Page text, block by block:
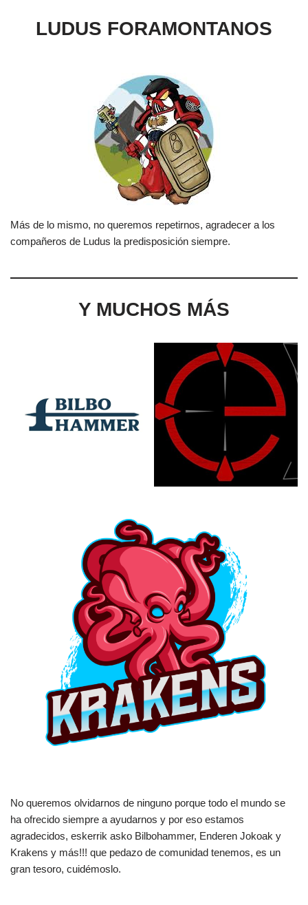
LUDUS FORAMONTANOS
Más de lo mismo, no queremos repetirnos, agradecer a los
compañeros de Ludus la predisposición siempre.
Y MUCHOS MÁS
No queremos olvidarnos de ninguno porque todo el mundo se
ha ofrecido siempre a ayudarnos y por eso estamos
agradecidos, eskerrik asko Bilbohammer, Enderen Jokoak y
Krakens y más!!! que pedazo de comunidad tenemos, es un
gran tesoro, cuidémoslo.